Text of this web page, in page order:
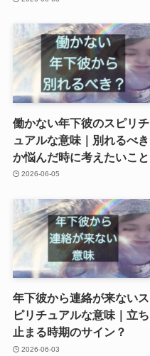
働かない年下彼のスピリチ
ュアルな意味｜別れるべき
か悩んだ時に考えたいこと
2026-06-05
年下彼から連絡が来ないス
ピリチュアルな意味｜立ち
止まる時期のサイン？
2026-06-03